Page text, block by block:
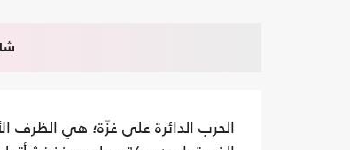
الحرب الدائرة على غزّة؛ هي الظرف